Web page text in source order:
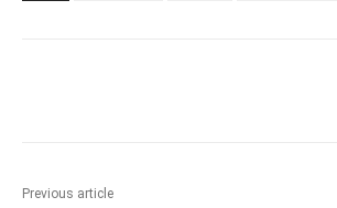
Previous article